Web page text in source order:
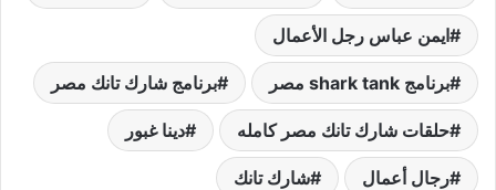
ايمن عباس رجل الأعمال
برنامج shark tank مصر برنامج شارك تانك مصر
حلقات شارك تانك مصر كامله دينا غبور
رجال أعمال شارك تانك